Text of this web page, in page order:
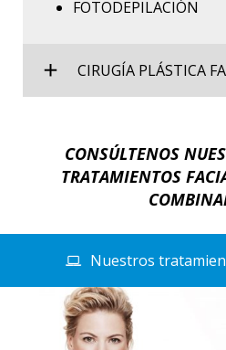
FOTODEPILACIÓN
CIRUGÍA PLÁSTICA
CONSÚLTENOS
TRATAMIENTOS
Nuestros